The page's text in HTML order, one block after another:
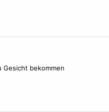
Gesicht bekommen